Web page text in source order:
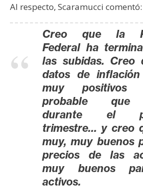
m
R
Al respecto, Scaramucci comentó:
Creo que la
Federal ha
las subidas. Creo
datos de
muy
probable que
durante el
trimestre… y creo
muy, muy buenos
precios de las
muy buenos
activos.